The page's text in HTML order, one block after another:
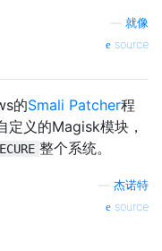
就像
source
的Smali Patcher程
定义的Magisk模块，
整个系统。
杰诺特
source